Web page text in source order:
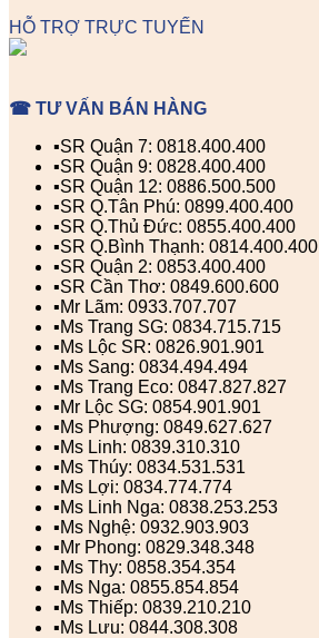
HỖ TRỢ TRỰC TUYẾN
☎ TƯ VẤN BÁN HÀNG
▪️SR Quận 7: 0818.400.400
▪️SR Quận 9: 0828.400.400
▪️SR Quận 12: 0886.500.500
▪️SR Q.Tân Phú: 0899.400.400
▪️SR Q.Thủ Đức: 0855.400.400
▪️SR Q.Bình Thạnh: 0814.400.400
▪️SR Quận 2: 0853.400.400
▪️SR Cần Thơ: 0849.600.600
▪️Mr Lãm: 0933.707.707
▪️Ms Trang SG: 0834.715.715
▪️Ms Lộc SR: 0826.901.901
▪️Ms Sang: 0834.494.494
▪️Ms Trang Eco: 0847.827.827
▪️Mr Lộc SG: 0854.901.901
▪️Ms Phượng: 0849.627.627
▪️Ms Linh: 0839.310.310
▪️Ms Thúy: 0834.531.531
▪️Ms Lợi: 0834.774.774
▪️Ms Linh Nga: 0838.253.253
▪️Ms Nghệ: 0932.903.903
▪️Mr Phong: 0829.348.348
▪️Ms Thy: 0858.354.354
▪️Ms Nga: 0855.854.854
▪️Ms Thiếp: 0839.210.210
▪️Ms Lưu: 0844.308.308